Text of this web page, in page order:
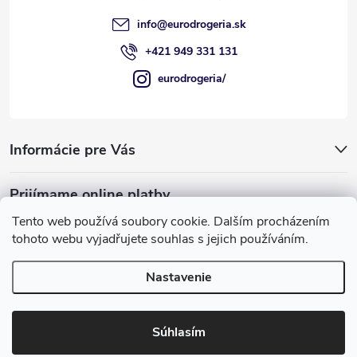
Tento web používá soubory cookie. Dalším procházením
tohoto webu vyjadřujete souhlas s jejich používáním.
Nastavenie
Súhlasím
Informácie pre Vás
info@eurodrogeria.sk
+421 949 331 131
eurodrogeria/
Prijímame online platby
Copyright 2026eurodrogeria. Všetky práva vyhradené.Upraviť
nastavenie cookies